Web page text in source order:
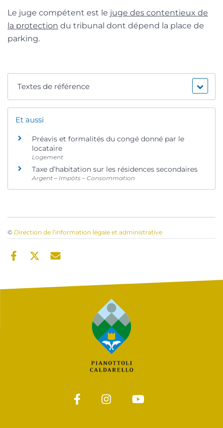
Le juge compétent est le juge des contentieux de
la protection du tribunal dont dépend la place de
parking.
Textes de référence
Et aussi
Préavis et formalités du congé donné par le
locataire
Logement
Taxe d’habitation sur les résidences secondaires
Argent – Impôts – Consommation
© Direction de l’information légale et administrative